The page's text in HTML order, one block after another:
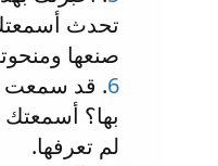
تحدث
صنعها
6. قد سمعت
بها؟ أسمعتك
لم تعرفها.